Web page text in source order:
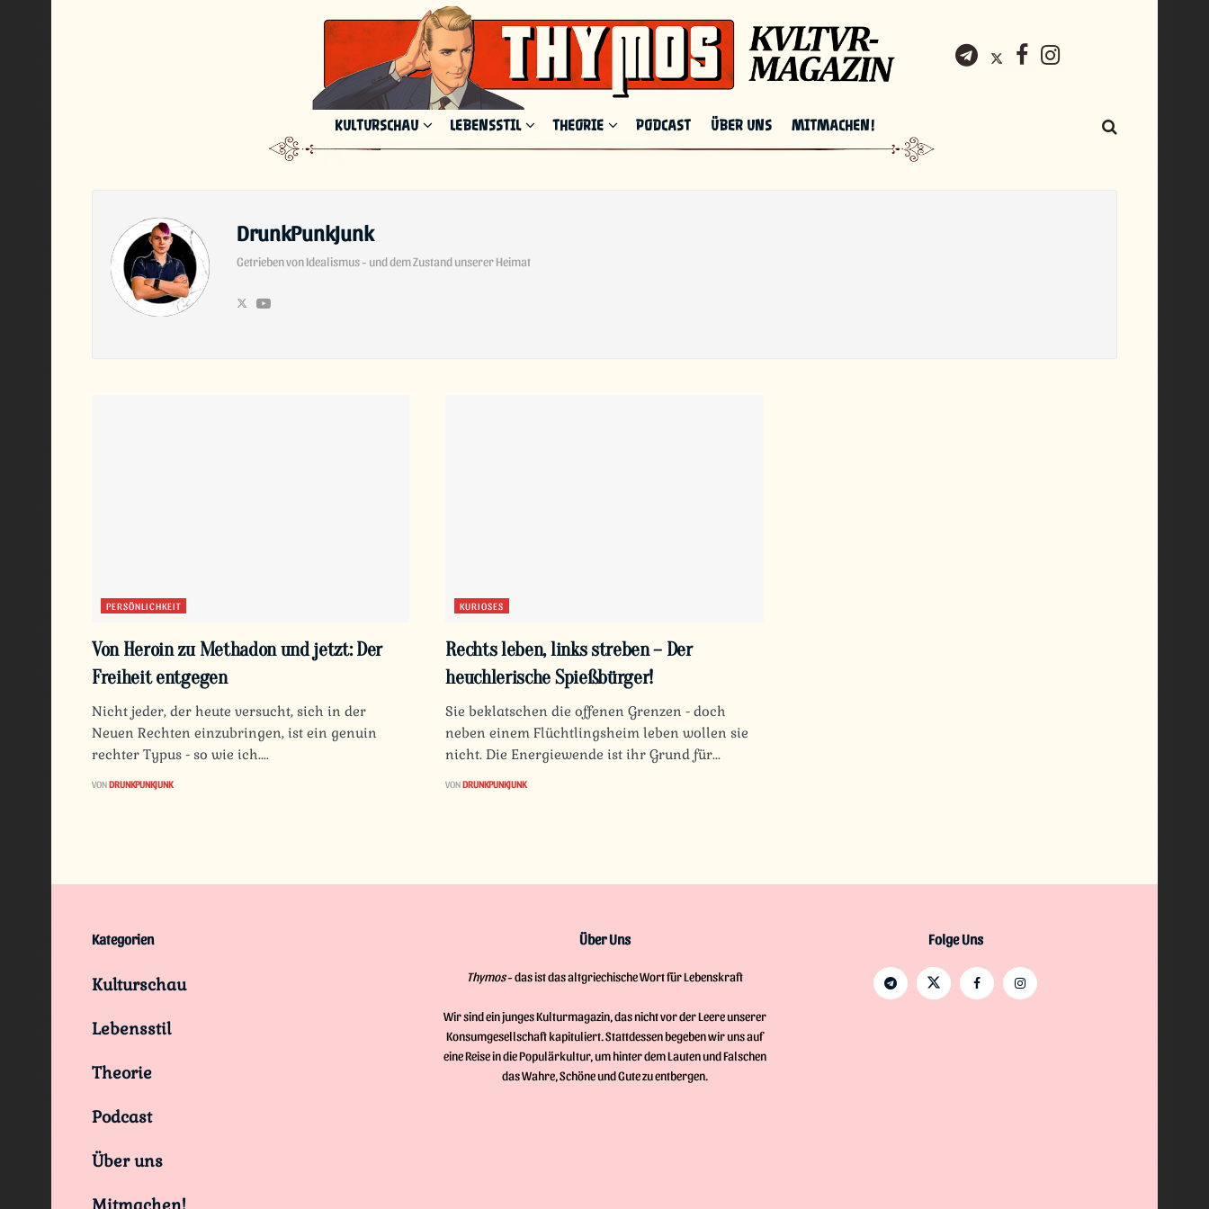
KULTURSCHAU LEBENSSTIL THEORIE PODCAST ÜBER UNS MITMACHEN!
DrunkPunkJunk
Getrieben von Idealismus - und dem Zustand unserer Heimat
PERSÖNLICHKEIT
Von Heroin zu Methadon und jetzt: Der
Freiheit entgegen
Nicht jeder, der heute versucht, sich in der
Neuen Rechten einzubringen, ist ein genuin
rechter Typus - so wie ich....
VONDRUNKPUNKJUNK
KURIOSES
Rechts leben, links streben – Der
heuchlerische Spießbürger!
Sie beklatschen die offenen Grenzen - doch
neben einem Flüchtlingsheim leben wollen sie
nicht. Die Energiewende ist ihr Grund für...
VONDRUNKPUNKJUNK
Kategorien
Kulturschau
Lebensstil
Theorie
Podcast
Über uns
Mitmachen!
Über Uns
Thymos- das ist das altgriechische Wort für Lebenskraft
Wir sind ein junges Kulturmagazin, das nicht vor der Leere unserer
Konsumgesellschaft kapituliert. Stattdessen begeben wir uns auf
eine Reise in die Populärkultur, um hinter dem Lauten und Falschen
das Wahre, Schöne und Gute zu entbergen.
Folge Uns